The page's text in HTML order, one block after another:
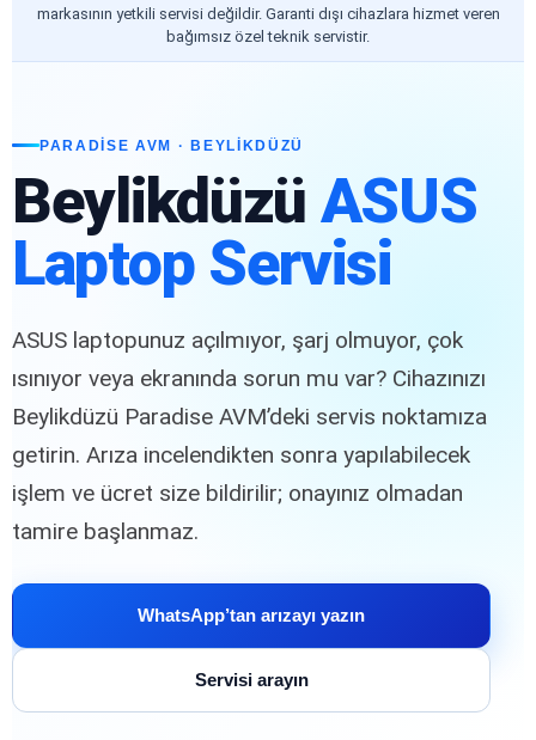
markasının yetkili servisi değildir. Garanti dışı cihazlara hizmet veren
bağımsız özel teknik servistir.
PARADISE AVM · BEYLIKDÜZÜ
Beylikdüzü ASUS
Laptop Servisi
ASUS laptopunuz açılmıyor, şarj olmuyor, çok
ısınıyor veya ekranında sorun mu var? Cihazınızı
Beylikdüzü Paradise AVM’deki servis noktamıza
getirin. Arıza incelendikten sonra yapılabilecek
işlem ve ücret size bildirilir; onayınız olmadan
tamire başlanmaz.
WhatsApp’tan arızayı yazın
Servisi arayın